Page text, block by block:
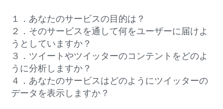
１．あなたのサービスの目的は？
２．そのサービスを通して何をユーザーに届けよ
うとしていますか？
３．ツイートやツイッターのコンテントをどのよ
うに分析しますか？
４．あなたのサービスはどのようにツイッターの
データを表示しますか？